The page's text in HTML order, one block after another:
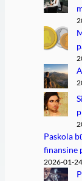
Paskola
finansine
2026-01-24